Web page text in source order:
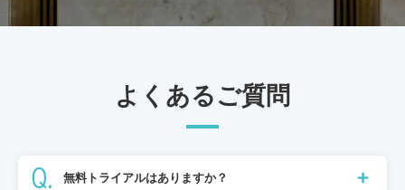
よくあるご質問
無料トライアルはありますか？